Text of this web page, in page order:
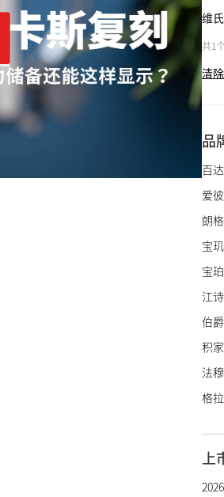
维氏
共1
清
品
百
爱彼
朗格
宝玑
宝珀
江
伯爵
积家
法
格
亨
上